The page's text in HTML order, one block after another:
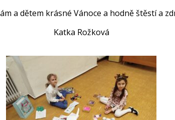
a dětem krásné Vánoce a hodně štěstí a
Katka Rožková